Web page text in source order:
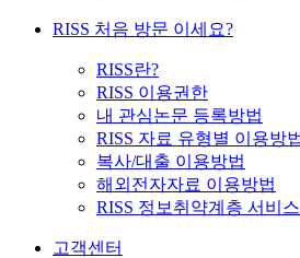
RISS 처음 방문 이세요?
RISS란?
RISS 이용권한
내 관심논문 등록방법
RISS 자료 유형별 이용방
복사/대출 이용방법
해외전자자료 이용방법
RISS 정보취약계층 서비
고객센터